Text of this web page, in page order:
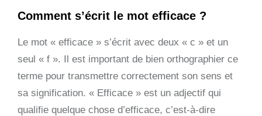
Comment s’écrit le mot efficace ?
Le mot « efficace » s’écrit avec deux « c » et un
seul « f ». Il est important de bien orthographier ce
terme pour transmettre correctement son sens et
sa signification. « Efficace » est un adjectif qui
qualifie quelque chose d’efficace, c’est-à-dire